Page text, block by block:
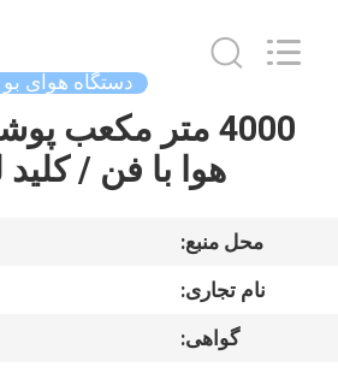
خانه
Market.
Developed
دستگاه هوای بو
4000 متر مکعب
هوا با فن /
محل منبع:
نام تجاری:
گواهی: